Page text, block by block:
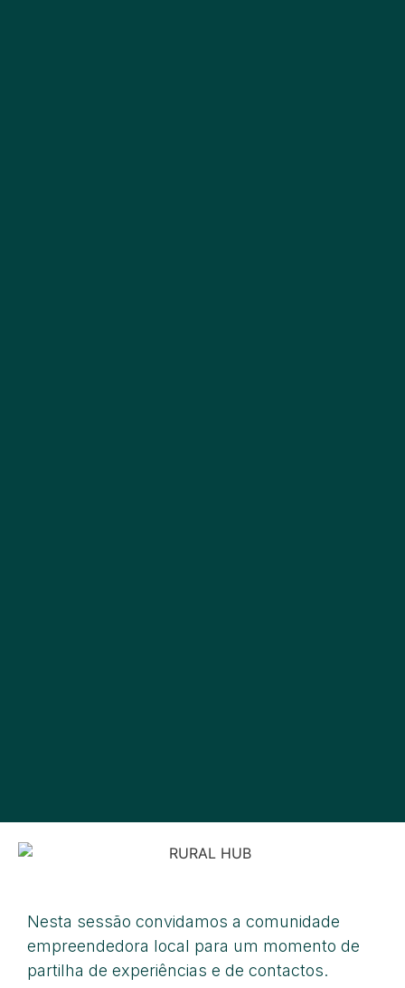
Nesta sessão convidamos a comunidade
empreendedora local para um momento de
partilha de experiências e de contactos.